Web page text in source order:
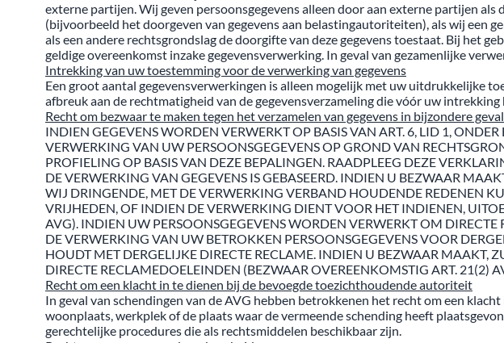
externe partijen. Wij geven persoonsgegevens alleen door aan externe partijen
(bijvoorbeeld het doorgeven van gegevens aan belastingautoriteiten), als wij een
als een andere rechtsgrondslag de doorgifte van deze gegevens toestaat. Bij het
geldige overeenkomst inzake gegevensverwerking. In geval van gezamenlijke
Intrekking van uw toestemming voor de verwerking van gegevens
Een groot aantal gegevensverwerkingen is alleen mogelijk met uw uitdrukkelijke
afbreuk aan de rechtmatigheid van de gegevensverzameling die vóór uw
Recht om bezwaar te maken tegen het verzamelen van gegevens in bijzondere
INDIEN GEGEVENS WORDEN VERWERKT OP BASIS VAN ART. 6, LID 1,
VERWERKING VAN UW PERSOONSGEGEVENS OP GROND VAN
PROFIELING OP BASIS VAN DEZE BEPALINGEN. RAADPLEEG DEZE
DE VERWERKING VAN GEGEVENS IS GEBASEERD. INDIEN U BEZWAAR
WIJ DRINGENDE, MET DE VERWERKING VERBAND HOUDENDE REDENEN
VRIJHEDEN, OF INDIEN DE VERWERKING DIENT VOOR HET INDIENEN,
AVG). INDIEN UW PERSOONSGEGEVENS WORDEN VERWERKT OM
DE VERWERKING VAN UW BETROKKEN PERSOONSGEGEVENS VOOR
HOUDT MET DERGELIJKE DIRECTE RECLAME. INDIEN U BEZWAAR MAAKT,
DIRECTE RECLAMEDOELEINDEN (BEZWAAR OVEREENKOMSTIG ART. 21(2)
Recht om een klacht in te dienen bij de bevoegde toezichthoudende autoriteit
In geval van schendingen van de AVG hebben betrokkenen het recht om een
woonplaats, werkplek of de plaats waar de vermeende schending heeft
gerechtelijke procedures die als rechtsmiddelen beschikbaar zijn.